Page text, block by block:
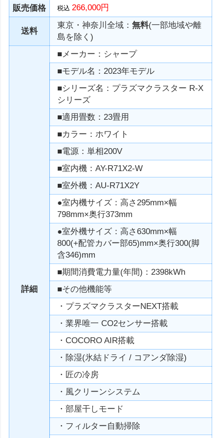
販売価格
税込266,000円
送料
東京・神奈川全域：無料(一部地域や離
島を除く)
詳細
■メーカー：シャープ
■モデル名：2023年モデル
■シリーズ名：プラズマクラスター R-X
シリーズ
■適用畳数：23畳用
■カラー：ホワイト
■電源：単相200V
■室内機：AY-R71X2-W
■室外機：AU-R71X2Y
●室内機サイズ：高さ295mm×幅
798mm×奥行373mm
●室外機サイズ：高さ630mm×幅
800(+配管カバー部65)mm×奥行300(脚
含346)mm
■期間消費電力量(年間)：2398kWh
■その他機能等
・プラズマクラスターNEXT搭載
・業界唯一 CO2センサー搭載
・COCORO AIR搭載
・除湿(氷結ドライ / コアンダ除湿)
・匠の冷房
・風クリーンシステム
・部屋干しモード
・フィルター自動掃除